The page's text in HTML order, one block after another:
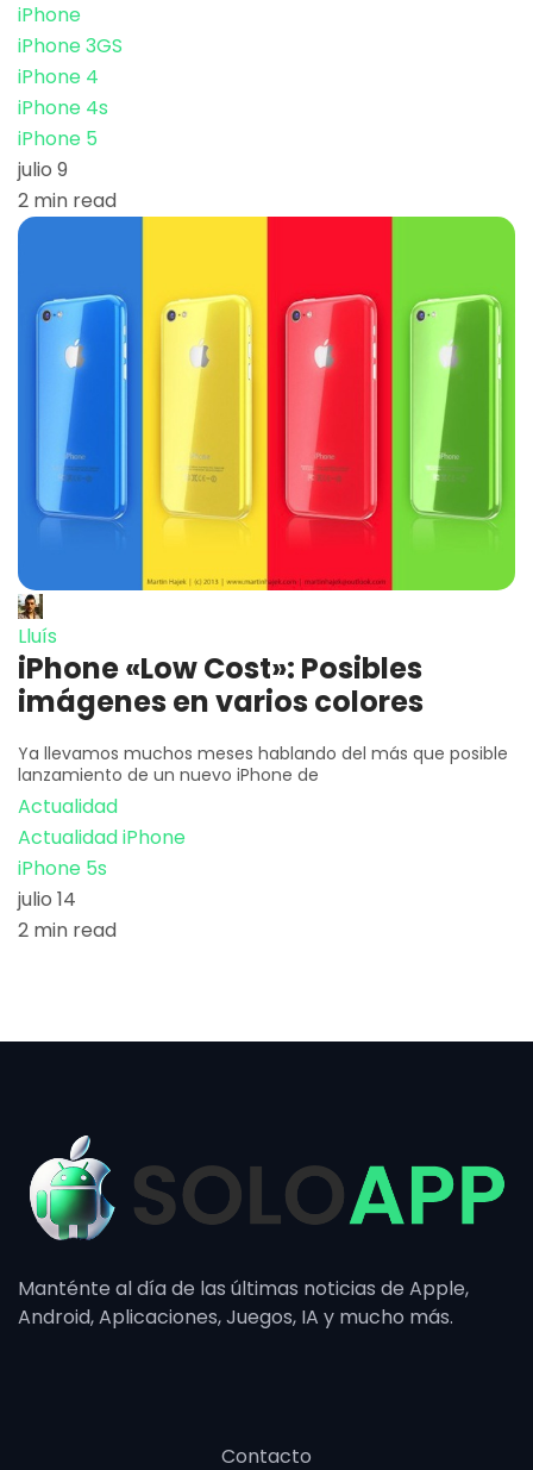
iPhone
iPhone 3GS
iPhone 4
iPhone 4s
iPhone 5
julio 9
2 min read
Lluís
iPhone «Low Cost»: Posibles
imágenes en varios colores
Ya llevamos muchos meses hablando del más que posible
lanzamiento de un nuevo iPhone de
Actualidad
Actualidad iPhone
iPhone 5s
julio 14
2 min read
Manténte al día de las últimas noticias de Apple,
Android, Aplicaciones, Juegos, IA y mucho más.
Contacto